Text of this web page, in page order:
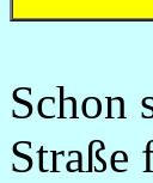
Schon
Straße